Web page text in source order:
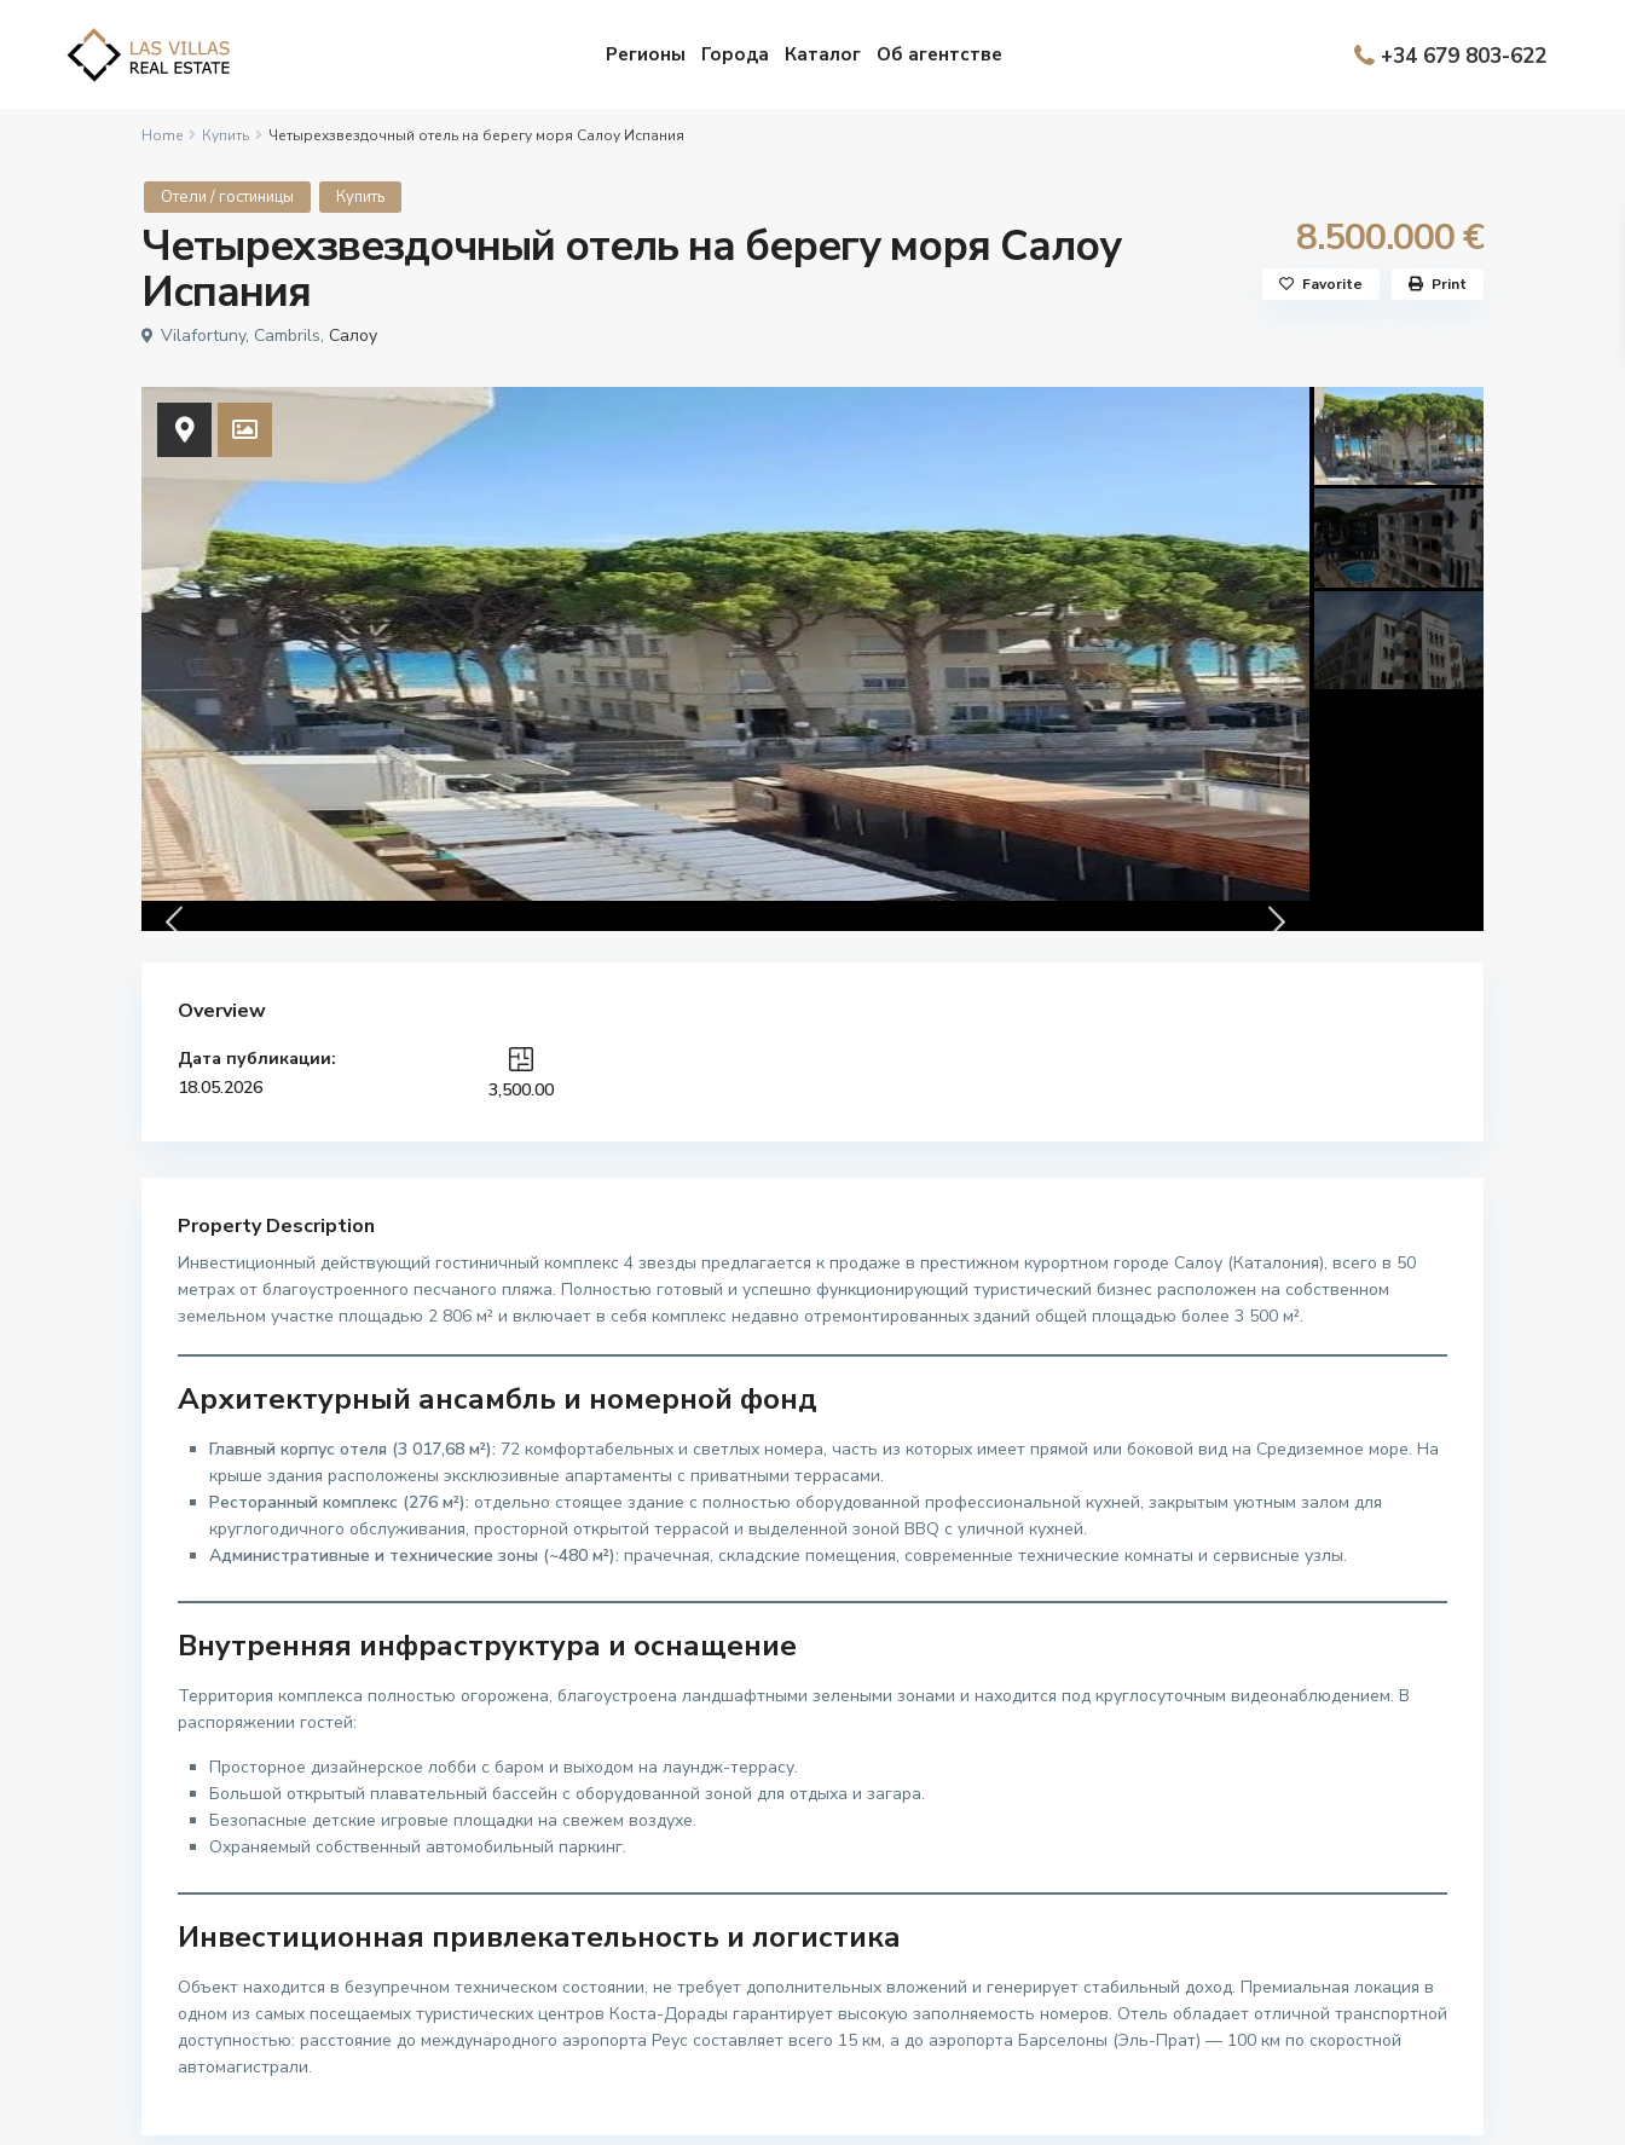
Регионы Города Каталог Об агентстве +34 679 803-622
Home Купить Четырехзвездочный отель на берегу моря Салоу Испания
Отели / гостиницы Купить
Четырехзвездочный отель на берегу моря Салоу
Испания
8.500.000 €
Vilafortuny, Cambrils, Салоу
Favorite Print
Overview
Дата публикации:
18.05.2026
3,500.00
Property Description
Инвестиционный действующий гостиничный комплекс 4 звезды предлагается к продаже в престижном курортном городе Салоу (Каталония), всего в 50
метрах от благоустроенного песчаного пляжа. Полностью готовый и успешно функционирующий туристический бизнес расположен на собственном
земельном участке площадью 2 806 м² и включает в себя комплекс недавно отремонтированных зданий общей площадью более 3 500 м².
Архитектурный ансамбль и номерной фонд
Главный корпус отеля (3 017,68 м²): 72 комфортабельных и светлых номера, часть из которых имеет прямой или боковой вид на Средиземное море. На
крыше здания расположены эксклюзивные апартаменты с приватными террасами.
Ресторанный комплекс (276 м²): отдельно стоящее здание с полностью оборудованной профессиональной кухней, закрытым уютным залом для
круглогодичного обслуживания, просторной открытой террасой и выделенной зоной BBQ с уличной кухней.
Административные и технические зоны (~480 м²): прачечная, складские помещения, современные технические комнаты и сервисные узлы.
Внутренняя инфраструктура и оснащение
Территория комплекса полностью огорожена, благоустроена ландшафтными зелеными зонами и находится под круглосуточным видеонаблюдением. В
распоряжении гостей:
Просторное дизайнерское лобби с баром и выходом на лаундж-террасу.
Большой открытый плавательный бассейн с оборудованной зоной для отдыха и загара.
Безопасные детские игровые площадки на свежем воздухе.
Охраняемый собственный автомобильный паркинг.
Инвестиционная привлекательность и логистика
Объект находится в безупречном техническом состоянии, не требует дополнительных вложений и генерирует стабильный доход. Премиальная локация в
одном из самых посещаемых туристических центров Коста-Дорады гарантирует высокую заполняемость номеров. Отель обладает отличной транспортной
доступностью: расстояние до международного аэропорта Реус составляет всего 15 км, а до аэропорта Барселоны (Эль-Прат) — 100 км по скоростной
автомагистрали.